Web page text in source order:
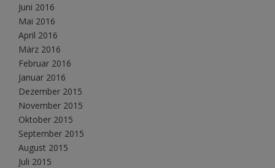
Juni 2016
Mai 2016
April 2016
März 2016
Februar 2016
Januar 2016
Dezember 2015
November 2015
Oktober 2015
September 2015
August 2015
Juli 2015